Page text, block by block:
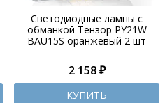
Светодиодные лампы с
обманкой Тензор PY21W
BAU15S оранжевый 2 шт
2 158 ₽
КУПИТЬ